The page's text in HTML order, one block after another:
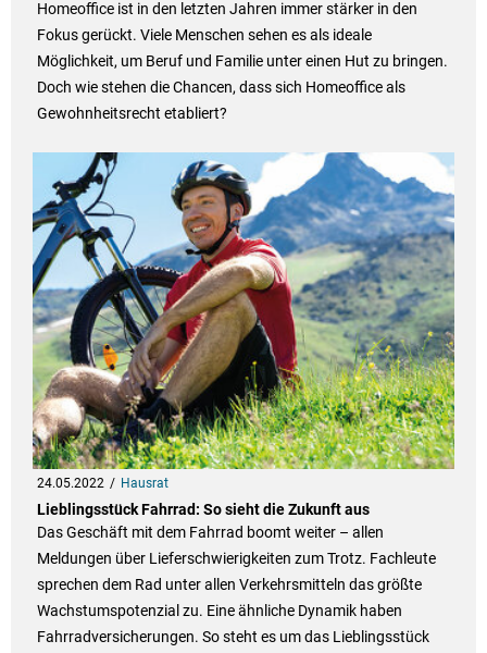
Homeoffice ist in den letzten Jahren immer stärker in den
Fokus gerückt. Viele Menschen sehen es als ideale
Möglichkeit, um Beruf und Familie unter einen Hut zu bringen.
Doch wie stehen die Chancen, dass sich Homeoffice als
Gewohnheitsrecht etabliert?
24.05.2022 Hausrat
Lieblingsstück Fahrrad: So sieht die Zukunft aus
Das Geschäft mit dem Fahrrad boomt weiter – allen
Meldungen über Lieferschwierigkeiten zum Trotz. Fachleute
sprechen dem Rad unter allen Verkehrsmitteln das größte
Wachstumspotenzial zu. Eine ähnliche Dynamik haben
Fahrradversicherungen. So steht es um das Lieblingsstück